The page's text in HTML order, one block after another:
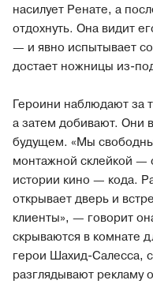
насилует Ренате, а
отдохнуть. Она видит
— и явно испытывает
достает ножницы из-
Героини наблюдают за
а затем добивают. Они
будущем. «Мы
монтажной склейкой —
истории кино — кода.
открывает дверь и
клиенты», — говорит
скрываются в комнате
герои Шахид-Салесса,
разглядывают рекламу